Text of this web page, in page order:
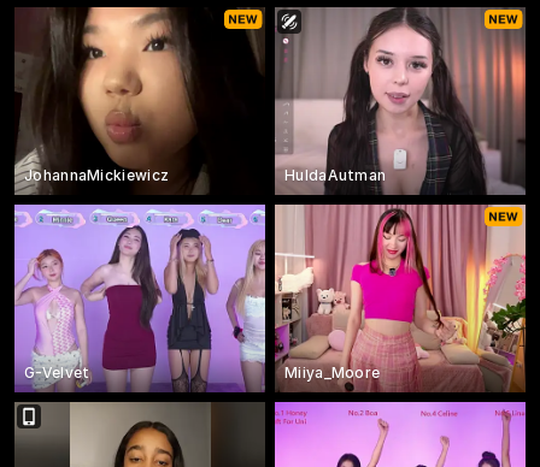
JohannaMickiewicz HuldaAutman
G-Velvet Miiya_Moore